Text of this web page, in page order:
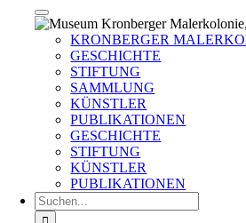
KRONBERGER
GESCHICHTE
STIFTUNG
SAMMLUNG
KÜNSTLER
PUBLIKATIONEN
GESCHICHTE
STIFTUNG
KÜNSTLER
PUBLIKATIONEN
Suche
nach: